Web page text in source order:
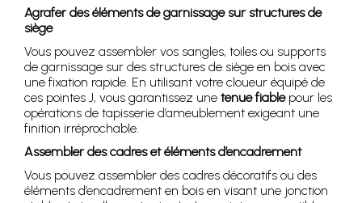
Agrafer des éléments de garnissage sur structures de
siège
Vous pouvez assembler vos sangles, toiles ou supports
de garnissage sur des structures de siège en bois avec
une fixation rapide. En utilisant votre cloueur équipé de
ces pointes J, vous garantissez une tenue fiablepour les
opérations de tapisserie d’ameublement exigeant une
finition irréprochable.
Assembler des cadres et éléments d’encadrement
Vous pouvez assembler des cadres décoratifs ou des
éléments d’encadrement en bois en visant une jonction